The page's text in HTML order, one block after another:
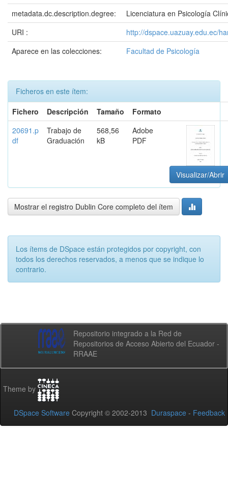
metadata.dc.description.degree:
Licenciatura en Psicología
URI :
http://dspace.uazuay.edu.ec/
Aparece en las colecciones:
Facultad de Psicología
Ficheros en este ítem:
Fichero
Descripción Tamaño
Formato
20691.p
df
Trabajo de
Graduación
568,56
kB
Adobe
PDF
Visualizar/Abrir
Mostrar el registro Dublin Core completo del ítem
Los ítems de DSpace están protegidos por copyright, con
todos los derechos reservados, a menos que se indique lo
contrario.
Repositorio integrado a la Red de
Repositorios de Acceso Abierto del Ecuador -
RRAAE
Theme by
DSpace Software Copyright © 2002-2013 Duraspace - Feedback